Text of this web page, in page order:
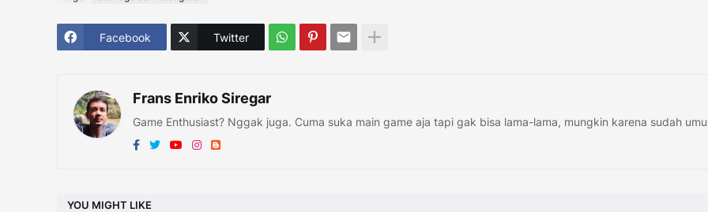
Facebook Twitter
Frans Enriko Siregar
Game Enthusiast? Nggak juga. Cuma suka main game aja tapi gak bisa lama-lama, mungkin karena sudah
YOU MIGHT LIKE